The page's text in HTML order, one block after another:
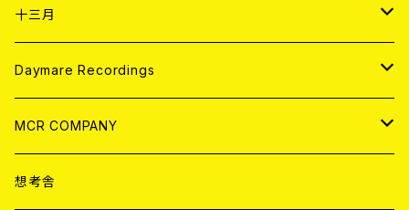
ANALOG
アパレル
CD
ANALOG
十三月
CD
ANALOG
Daymare Recordings
CD
ANALOG
MCR COMPANY
CD
想考舎